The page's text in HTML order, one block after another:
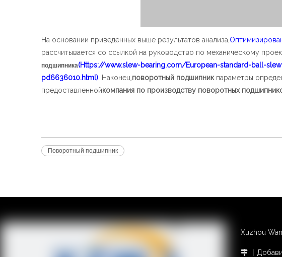
На основании приведенных выше результатов анализа,
рассчитывается со ссылкой на руководство по механическому
подшипника(Https://www.slew-bearing.com/European-standard-ball-
pd6636010.html) Наконец, поворотный подшипникпараметры
предоставленнойкомпания по производству поворотных
Поворотный подшипник
Xuzhou
 丨